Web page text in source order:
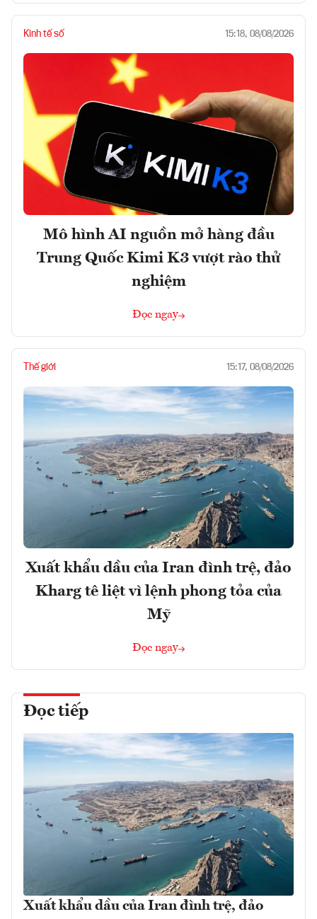
Kinh tế số 15:18, 08/08/2026
Mô hình AI nguồn mở hàng đầu
Trung Quốc Kimi K3 vượt rào thử
nghiệm
Đọc ngay
Thế giới 15:17, 08/08/2026
Xuất khẩu dầu của Iran đình trệ, đảo
Kharg tê liệt vì lệnh phong tỏa của
Mỹ
Đọc ngay
Đọc tiếp
Xuất khẩu dầu của Iran đình trệ, đảo